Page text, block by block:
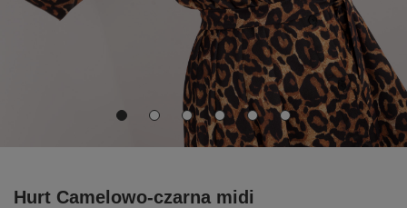
Hurt Camelowo-czarna midi